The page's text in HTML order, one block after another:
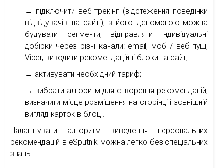
→ підключити веб-трекінг (відстеження поведінки
відвідувачів на сайті), з його допомогою можна
будувати сегменти, відправляти індивідуальні
добірки через різні канали: email, моб / веб-пуш,
Viber, виводити рекомендаційні блоки на сайт;
→ активувати необхідний тариф;
→ вибрати алгоритм для створення рекомендацій,
визначити місце розміщення на сторінці і зовнішній
вигляд карток в блоці.
Налаштувати алгоритм виведення персональних
рекомендацій в eSputnik можна легко без спеціальних
знань: